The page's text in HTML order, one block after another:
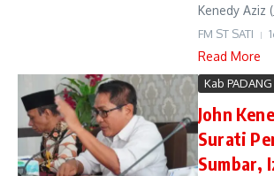
Kenedy Aziz
FM ST SATI
Read More
Kab
John
Surati
Sumbar,